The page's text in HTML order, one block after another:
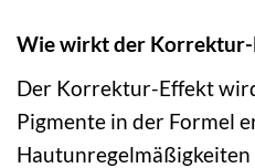
Wie wirkt der Korrektur-
Der Korrektur-Effekt
Pigmente in der Formel